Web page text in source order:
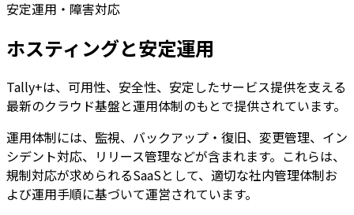
安定運用・障害対応
ホスティングと安定運用
Tally+は、可用性、安全性、安定したサービス提供を支える
最新のクラウド基盤と運用体制のもとで提供されています。
運用体制には、監視、バックアップ・復旧、変更管理、イン
シデント対応、リリース管理などが含まれます。これらは、
規制対応が求められるSaaSとして、適切な社内管理体制お
よび運用手順に基づいて運営されています。